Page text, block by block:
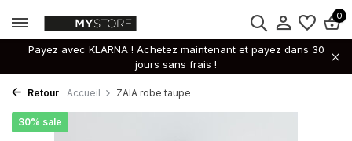
0
Payez avec KLARNA ! Achetez maintenant et payez dans 30
jours sans frais !
Retour Accueil ZAIA robe taupe
30% sale